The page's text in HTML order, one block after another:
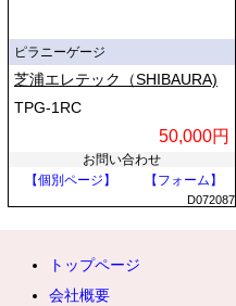
ピラニーゲージ
芝浦エレテック（SHIBAURA)
TPG-1RC
50,000円
お問い合わせ
【個別ページ】
【フォーム】
D072087
トップページ
会社概要